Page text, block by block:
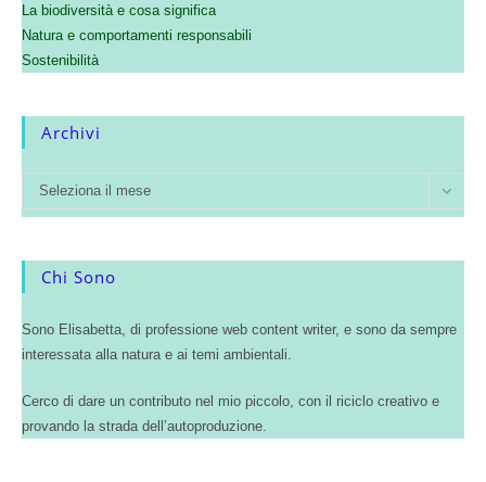
La biodiversità e cosa significa
Natura e comportamenti responsabili
Sostenibilità
Archivi
Seleziona il mese
Chi Sono
Sono Elisabetta, di professione web content writer, e sono da sempre
interessata alla natura e ai temi ambientali.
Cerco di dare un contributo nel mio piccolo, con il riciclo creativo e
provando la strada dell’autoproduzione.